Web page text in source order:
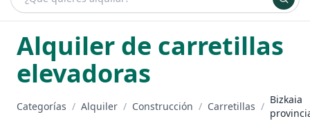
Alquiler de carretillas
elevadoras
Categorías / Alquiler / Construcción / Carretillas /
Bizkaia